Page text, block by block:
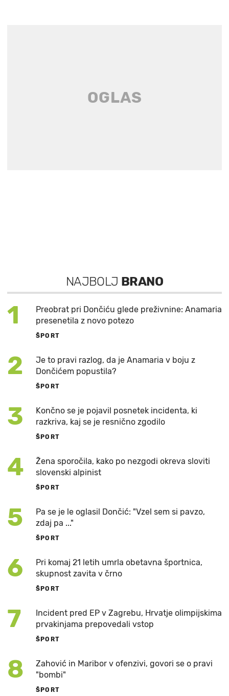
NAJBOLJ BRANO
1
Preobrat pri Dončiću glede preživnine: Anamaria
presenetila z novo potezo
ŠPORT
2
Je to pravi razlog, da je Anamaria v boju z
Dončićem popustila?
ŠPORT
3
Končno se je pojavil posnetek incidenta, ki
razkriva, kaj se je resnično zgodilo
ŠPORT
4
Žena sporočila, kako po nezgodi okreva sloviti
slovenski alpinist
ŠPORT
5
Pa se je le oglasil Dončić: "Vzel sem si pavzo,
zdaj pa ..."
ŠPORT
6
Pri komaj 21 letih umrla obetavna športnica,
skupnost zavita v črno
ŠPORT
7
Incident pred EP v Zagrebu, Hrvatje olimpijskima
prvakinjama prepovedali vstop
ŠPORT
8
Zahović in Maribor v ofenzivi, govori se o pravi
"bombi"
ŠPORT